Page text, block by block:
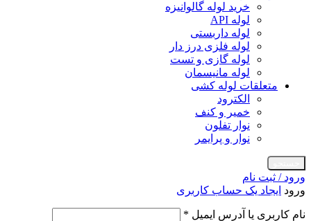
خرید لوله گالوانیزه
لوله API
لوله داربستی
لوله فلزی درز دار
لوله گازی و تست
لوله مانیسمان
متعلقات لوله کشی
الکترود
خمیر و کنف
نوار تفلون
نوار و پرایمر
ورود / ثبت نام
ورود ایجاد یک حساب کاربری
نام کاربری یا آدرس ایمیل *